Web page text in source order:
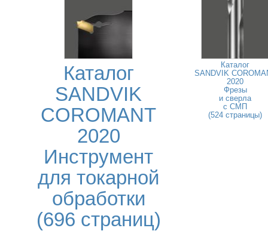
Каталог
SANDVIK
COROMANT
2020
Инструмент
для токарной
обработки
(696 страниц)
Каталог
SANDVIK
2020
Фрезы
и сверла
с СМП
(524 страницы)